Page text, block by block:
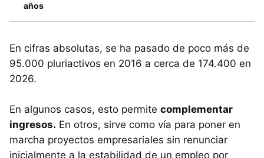
años
En cifras absolutas, se ha pasado de poco más de
95.000 pluriactivos en 2016 a cerca de 174.400 en
2026.
En algunos casos, esto permite complementar
ingresos. En otros, sirve como vía para poner en
marcha proyectos empresariales sin renunciar
inicialmente a la estabilidad de un empleo por